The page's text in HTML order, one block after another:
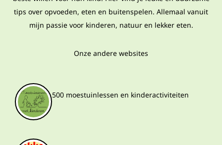
tips over opvoeden, eten en buitenspelen. Allemaal vanuit
mijn passie voor kinderen, natuur en lekker eten.
Onze andere websites
500 moestuinlessen en kinderactiviteiten